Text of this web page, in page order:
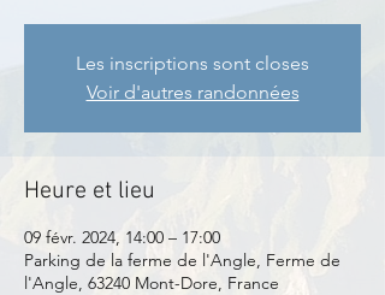
Les inscriptions sont closes
Voir d'autres randonnées
Heure et lieu
09 févr. 2024, 14:00 – 17:00
Parking de la ferme de l'Angle, Ferme de
l'Angle, 63240 Mont-Dore, France